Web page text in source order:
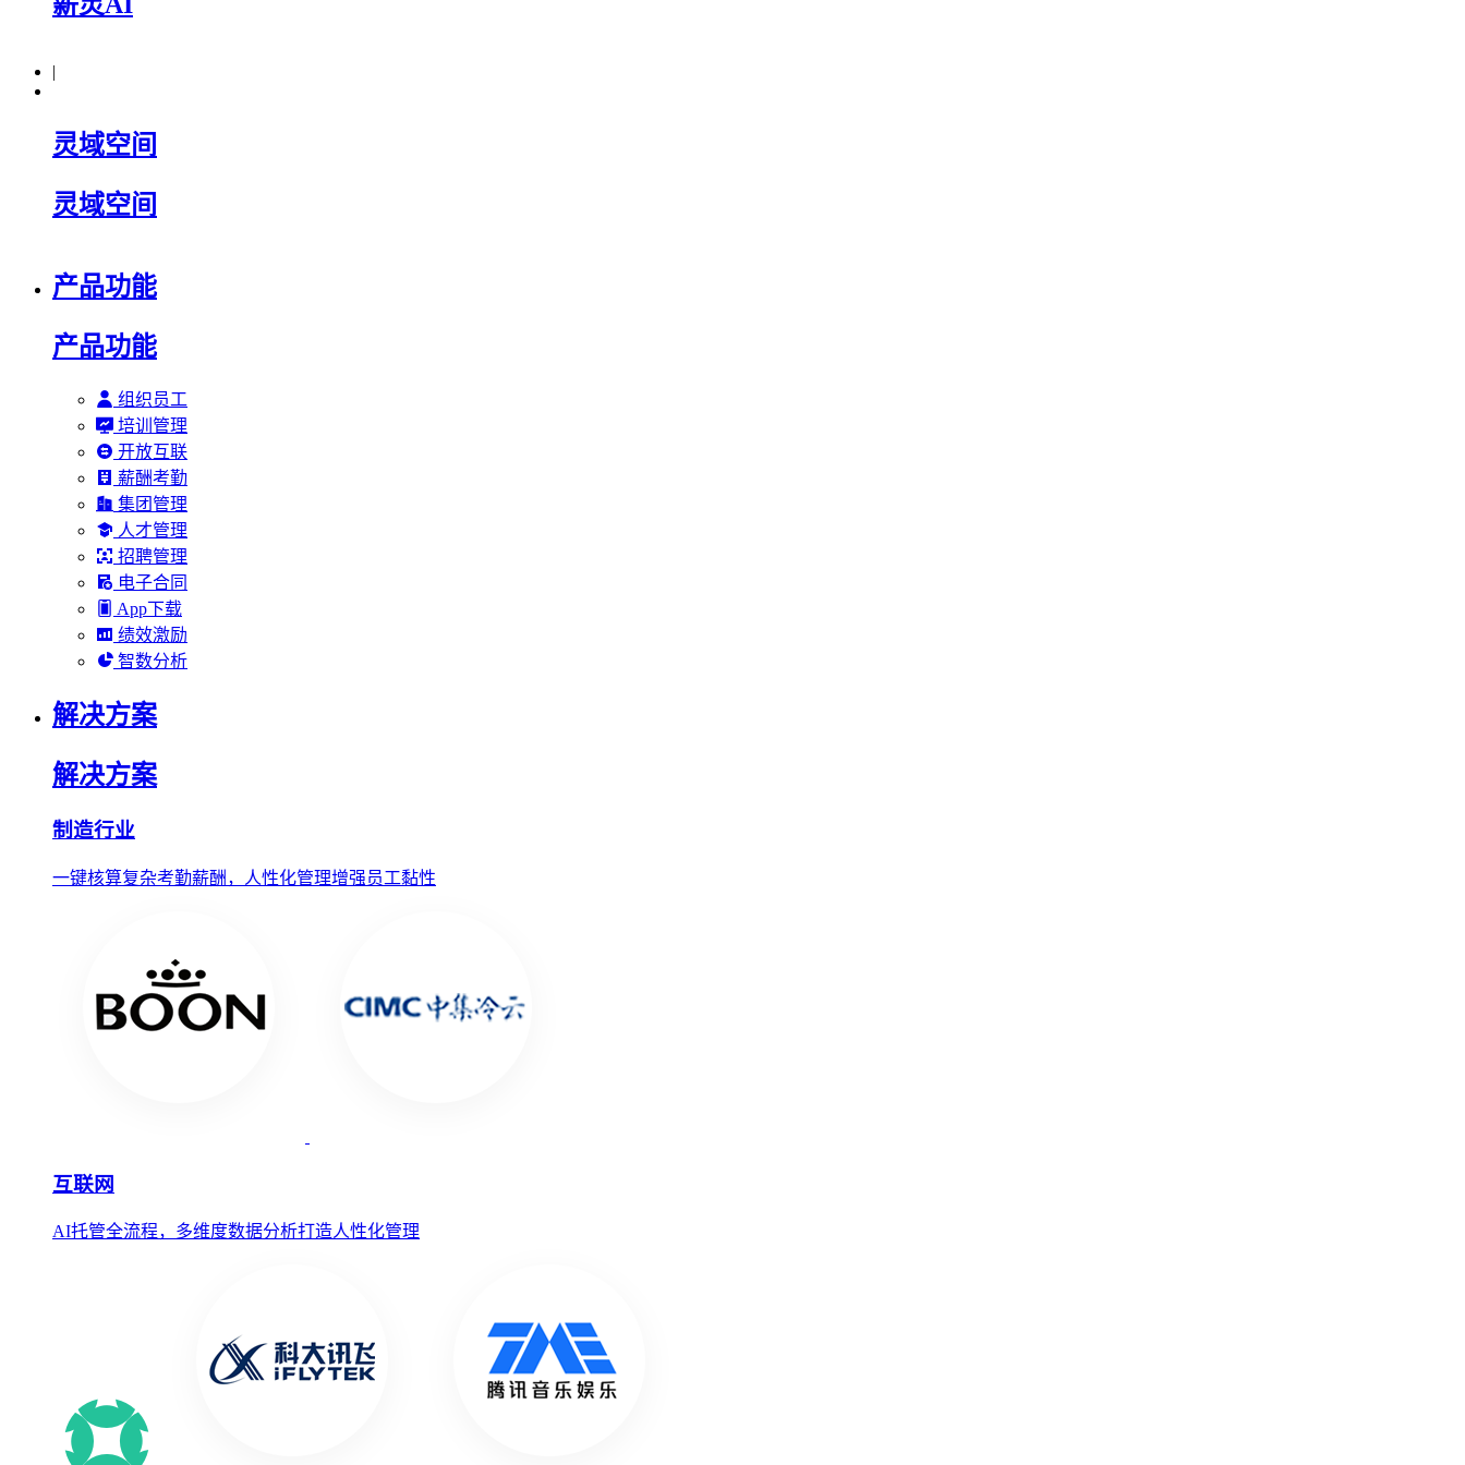
|
灵域空间
灵域空间
产品功能
产品功能
组织员工
培训管理
开放互联
薪酬考勤
集团管理
人才管理
招聘管理
电子合同
App下载
绩效激励
智数分析
解决方案
解决方案
制造行业
一键核算复杂考勤薪酬，人性化管理增强员工黏性
互联网
AI托管全流程，多维度数据分析打造人性化管理